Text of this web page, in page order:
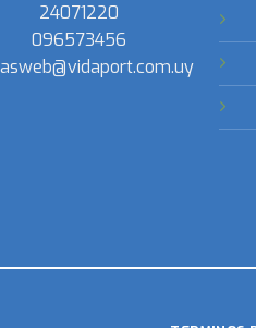
24071220
096573456